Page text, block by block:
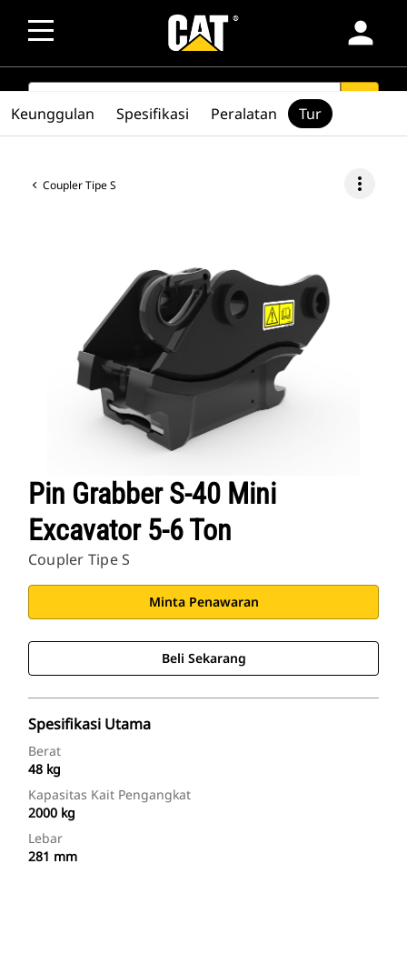
person
SEARCH
Coupler Tipe S more_vert
Pin Grabber S-40 Mini
Excavator 5-6 Ton
Coupler Tipe S
Minta Penawaran
Beli Sekarang
Spesifikasi Utama
Berat
48 kg
Kapasitas Kait Pengangkat
2000 kg
Lebar
281 mm
Keunggulan Spesifikasi Peralatan Tur